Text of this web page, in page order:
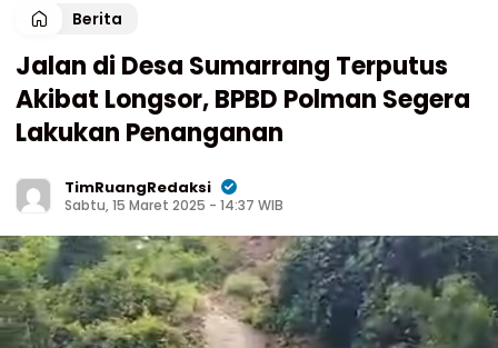
Berita
Jalan di Desa Sumarrang Terputus
Akibat Longsor, BPBD Polman Segera
Lakukan Penanganan
TimRuangRedaksi
Sabtu, 15 Maret 2025 - 14:37 WIB